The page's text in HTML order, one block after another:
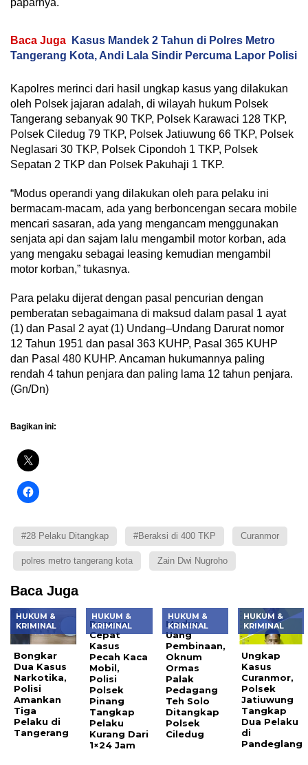
paparnya.
Baca Juga
Kasus Mandek 2 Tahun di Polres Metro
Tangerang Kota, Andi Lala Sindir Percuma Lapor Polisi
Kapolres merinci dari hasil ungkap kasus yang dilakukan
oleh Polsek jajaran adalah, di wilayah hukum Polsek
Tangerang sebanyak 90 TKP, Polsek Karawaci 128 TKP,
Polsek Ciledug 79 TKP, Polsek Jatiuwung 66 TKP, Polsek
Neglasari 30 TKP, Polsek Cipondoh 1 TKP, Polsek
Sepatan 2 TKP dan Polsek Pakuhaji 1 TKP.
“Modus operandi yang dilakukan oleh para pelaku ini
bermacam-macam, ada yang berboncengan secara mobile
mencari sasaran, ada yang mengancam menggunakan
senjata api dan sajam lalu mengambil motor korban, ada
yang mengaku sebagai leasing kemudian mengambil
motor korban,” tukasnya.
Para pelaku dijerat dengan pasal pencurian dengan
pemberatan sebagaimana di maksud dalam pasal 1 ayat
(1) dan Pasal 2 ayat (1) Undang–Undang Darurat nomor
12 Tahun 1951 dan pasal 363 KUHP, Pasal 365 KUHP
dan Pasal 480 KUHP. Ancaman hukumannya paling
rendah 4 tahun penjara dan paling lama 12 tahun penjara.
(Gn/Dn)
Bagikan ini:
#28 Pelaku Ditangkap #Beraksi di 400 TKP Curanmor
polres metro tangerang kota Zain Dwi Nugroho
Baca Juga
HUKUM &
KRIMINAL
Bongkar
Dua Kasus
Narkotika,
Polisi
Amankan
Tiga
Pelaku di
Tangerang
HUKUM &
KRIMINAL
Respon
Cepat
Kasus
Pecah Kaca
Mobil,
Polisi
Polsek
Pinang
Tangkap
Pelaku
Kurang Dari
1×24 Jam
HUKUM &
KRIMINAL
Modus
Uang
Pembinaan,
Oknum
Ormas
Palak
Pedagang
Teh Solo
Ditangkap
Polsek
Ciledug
HUKUM &
KRIMINAL
Ungkap
Kasus
Curanmor,
Polsek
Jatiuwung
Tangkap
Dua Pelaku
di
Pandeglang